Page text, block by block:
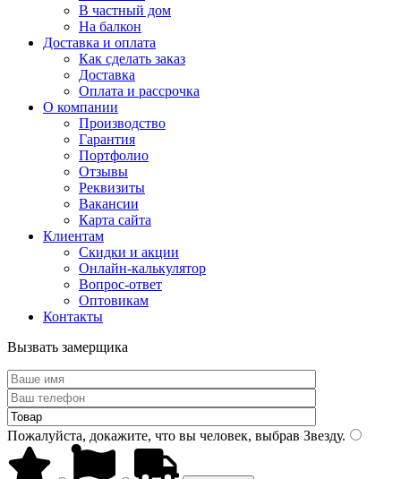
В частный дом
На балкон
Доставка и оплата
Как сделать заказ
Доставка
Оплата и рассрочка
О компании
Производство
Гарантия
Портфолио
Отзывы
Реквизиты
Вакансии
Карта сайта
Клиентам
Скидки и акции
Онлайн-калькулятор
Вопрос-ответ
Оптовикам
Контакты
Вызвать замерщика
Пожалуйста, докажите, что вы человек, выбрав Звезду.